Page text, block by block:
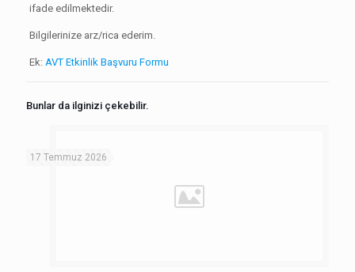
ifade edilmektedir.
Bilgilerinize arz/rica ederim.
Ek: AVT Etkinlik Başvuru Formu
Bunlar da ilginizi çekebilir.
17 Temmuz 2026